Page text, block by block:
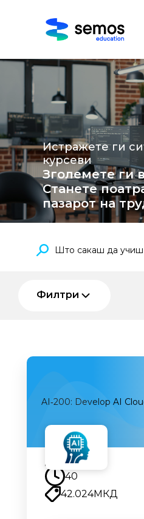
Истражете ги
курсеви
Зголемете ги
Станете
пазарот на
Филтри
AI‑200: Develop AI
Наскоро
40
42.024МКД